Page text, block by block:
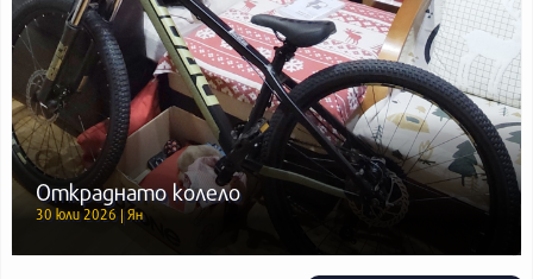
Откраднато колело
30 юли 2026 | Ян